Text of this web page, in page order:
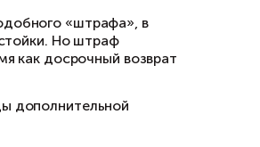
и не создает
о том, что «в случае
возврате части
платежей по
злоупотребления со